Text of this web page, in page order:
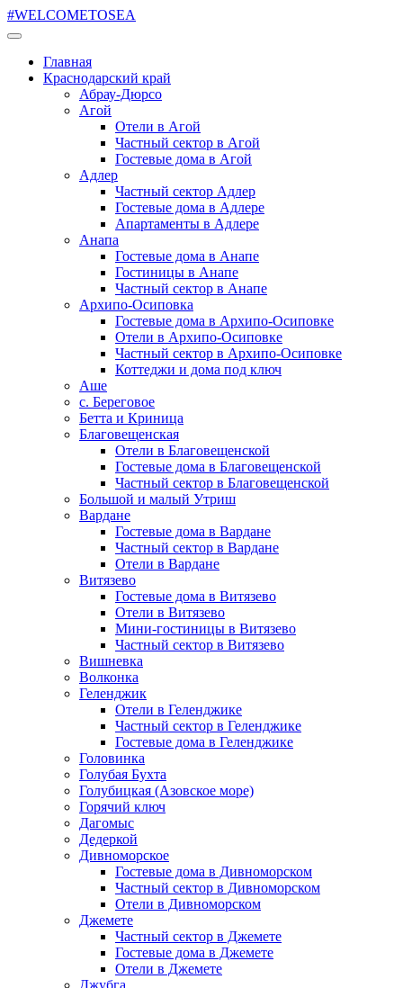
#WELCOMETOSEA
Главная
Краснодарский край
Абрау-Дюрсо
Агой
Отели в Агой
Частный сектор в Агой
Гостевые дома в Агой
Адлер
Частный сектор Адлер
Гостевые дома в Адлере
Апартаменты в Адлере
Анапа
Гостевые дома в Анапе
Гостиницы в Анапе
Частный сектор в Анапе
Архипо-Осиповка
Гостевые дома в Архипо-Осиповке
Отели в Архипо-Осиповке
Частный сектор в Архипо-Осиповке
Коттеджи и дома под ключ
Аше
с. Береговое
Бетта и Криница
Благовещенская
Отели в Благовещенской
Гостевые дома в Благовещенской
Частный сектор в Благовещенской
Большой и малый Утриш
Вардане
Гостевые дома в Вардане
Частный сектор в Вардане
Отели в Вардане
Витязево
Гостевые дома в Витязево
Отели в Витязево
Мини-гостиницы в Витязево
Частный сектор в Витязево
Вишневка
Волконка
Геленджик
Отели в Геленджике
Частный сектор в Геленджике
Гостевые дома в Геленджике
Головинка
Голубая Бухта
Голубицкая (Азовское море)
Горячий ключ
Дагомыс
Дедеркой
Дивноморское
Гостевые дома в Дивноморском
Частный сектор в Дивноморском
Отели в Дивноморском
Джемете
Частный сектор в Джемете
Гостевые дома в Джемете
Отели в Джемете
Джубга